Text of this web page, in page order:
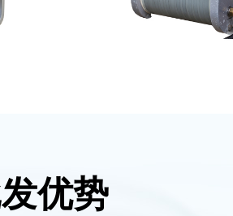
理设备 PureTec （浦睿）
优势